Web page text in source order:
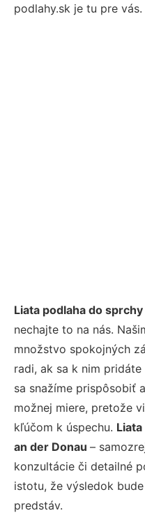
podlahy.sk je tu pre vás.
Liata podlaha do
nechajte to na nás.
množstvo spokojných
radi, ak sa k nim
sa snažíme prispôsobiť
možnej miere, pretože
kľúčom k úspechu.
an der Donau –
konzultácie či detailné
istotu, že výsledok
predstáv.